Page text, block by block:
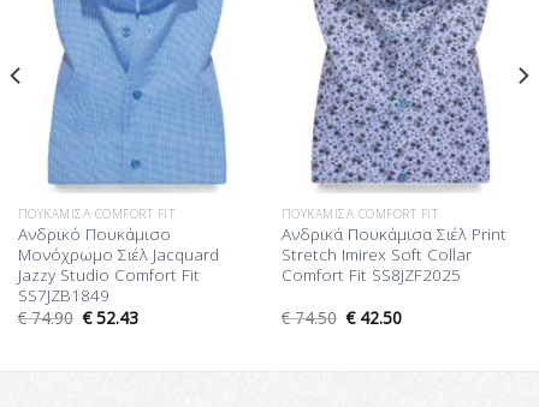
ΠΟΥΚΆΜΙΣΑ COMFORT FIT
Ανδρικό Πουκάμισο
Μονόχρωμο Σιέλ Jacquard
Jazzy Studio Comfort Fit
SS7JZB1849
€74.90 €52.43
ΠΟΥΚΆΜΙΣΑ COMFORT FIT
Ανδρικά Πουκάμισα Σιέλ Print
Stretch Imirex Soft Collar
Comfort Fit SS8JZF2025
€74.50 €42.50